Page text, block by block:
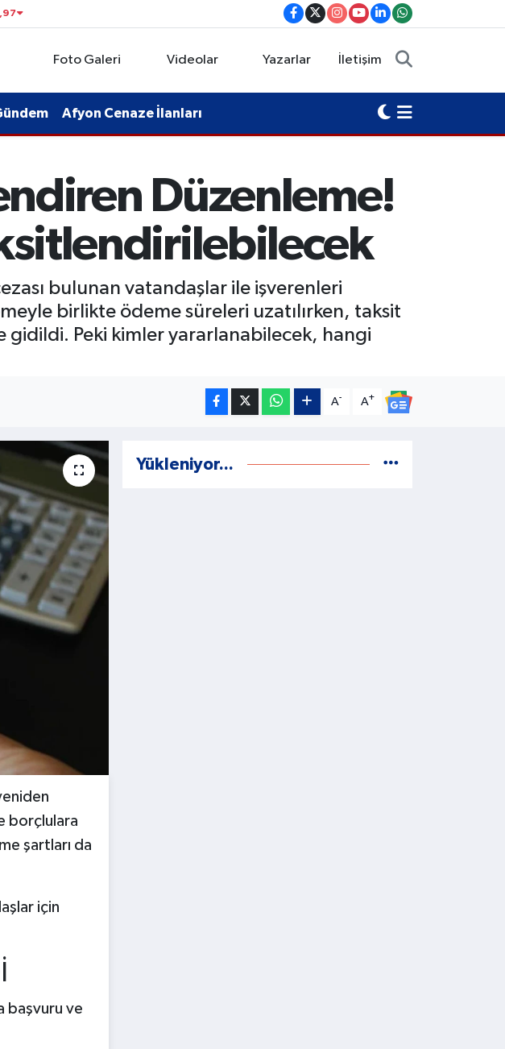
Foto Galeri Videolar Yazarlar İletişim
Afyon Cenaze İlanları
Düzenleme!
bulunan vatandaşlar ile işverenleri
birlikte ödeme süreleri uzatılırken, taksit
gidildi. Peki kimler yararlanabilecek, hangi
A- A+
borçlulara
şartları da
için
başvuru ve
Yükleniyor...